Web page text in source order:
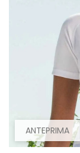
ANTEPRIMA